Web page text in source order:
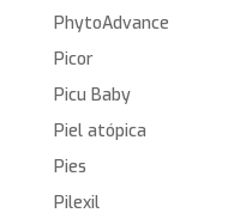
PhytoAdvance
Picor
Picu Baby
Piel atópica
Pies
Pilexil